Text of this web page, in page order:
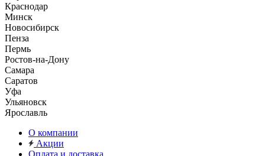
Краснодар
Минск
Новосибирск
Пенза
Пермь
Ростов-на-Дону
Самара
Саратов
Уфа
Ульяновск
Ярославль
О компании
Акции
Оплата и доставка